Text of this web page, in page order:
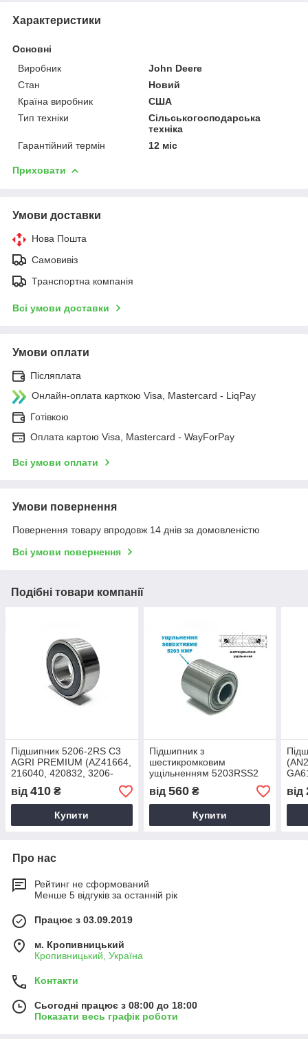
Характеристики
Основні
Виробник
John Deere
Стан
Новий
Країна виробник
США
Тип техніки
Сільськогосподарська
техніка
Гарантійний термін
12 міс
Приховати
Умови доставки
Нова Пошта
Самовивіз
Транспортна компанія
Всі умови доставки
Умови оплати
Післяплата
Онлайн-оплата карткою Visa, Mastercard - LiqPay
Готівкою
Оплата картою Visa, Mastercard - WayForPay
Всі умови оплати
Умови повернення
Повернення товару впродовж 14 днів за домовленістю
Всі умови повернення
Подібні товари компанії
Підшипник 5206-2RS C3
AGRI PREMIUM (AZ41664,
216040, 420832, 3206-
2RSC3, 3206 A-
2RS1TN9/MT33) (PEER,
США)
від 410 ₴
Купити
Підшипник з
шестикромковим
ущільненням 5203RSS2
SEEDXTREME KMF-R-
A230 (AN212132, 5203-
KMF-R-A230, 5203KYY2,
GA6171) (PEER, США)
від 560₴
Купити
від
Про нас
Рейтинг не сформований
Менше 5 відгуків за останній рік
Працює з 03.09.2019
м. Кропивницький
Кропивницький, Україна
Контакти
Сьогодні працює з 08:00 до 18:00
Показати весь графік роботи